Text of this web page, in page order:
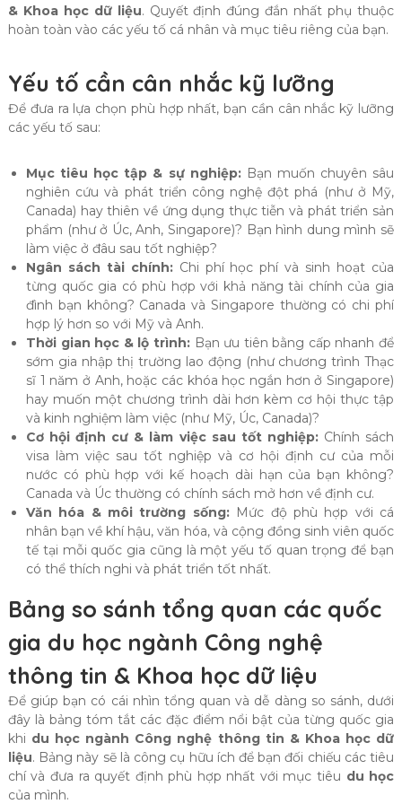
& Khoa học dữ liệu. Quyết định đúng đắn nhất phụ thuộc
hoàn toàn vào các yếu tố cá nhân và mục tiêu riêng của bạn.
Yếu tố cần cân nhắc kỹ lưỡng
Để đưa ra lựa chọn phù hợp nhất, bạn cần cân nhắc kỹ lưỡng
các yếu tố sau:
Mục tiêu học tập & sự nghiệp:Bạn muốn chuyên sâu
nghiên cứu và phát triển công nghệ đột phá (như ở Mỹ,
Canada) hay thiên về ứng dụng thực tiễn và phát triển sản
phẩm (như ở Úc, Anh, Singapore)? Bạn hình dung mình sẽ
làm việc ở đâu sau tốt nghiệp?
Ngân sách tài chính:Chi phí học phí và sinh hoạt của
từng quốc gia có phù hợp với khả năng tài chính của gia
đình bạn không? Canada và Singapore thường có chi phí
hợp lý hơn so với Mỹ và Anh.
Thời gian học & lộ trình:Bạn ưu tiên bằng cấp nhanh để
sớm gia nhập thị trường lao động (như chương trình Thạc
sĩ 1 năm ở Anh, hoặc các khóa học ngắn hơn ở Singapore)
hay muốn một chương trình dài hơn kèm cơ hội thực tập
và kinh nghiệm làm việc (như Mỹ, Úc, Canada)?
Cơ hội định cư & làm việc sau tốt nghiệp:Chính sách
visa làm việc sau tốt nghiệp và cơ hội định cư của mỗi
nước có phù hợp với kế hoạch dài hạn của bạn không?
Canada và Úc thường có chính sách mở hơn về định cư.
Văn hóa & môi trường sống:Mức độ phù hợp với cá
nhân bạn về khí hậu, văn hóa, và cộng đồng sinh viên quốc
tế tại mỗi quốc gia cũng là một yếu tố quan trọng để bạn
có thể thích nghi và phát triển tốt nhất.
Bảng so sánh tổng quan các quốc
gia du học ngành Công nghệ
thông tin & Khoa học dữ liệu
Để giúp bạn có cái nhìn tổng quan và dễ dàng so sánh, dưới
đây là bảng tóm tắt các đặc điểm nổi bật của từng quốc gia
khi du học ngành Công nghệ thông tin & Khoa học dữ
liệu. Bảng này sẽ là công cụ hữu ích để bạn đối chiếu các tiêu
chí và đưa ra quyết định phù hợp nhất với mục tiêu du học
của mình.